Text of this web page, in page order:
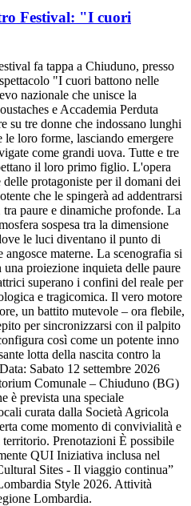
Festival: "I cuori
fa tappa a Chiuduno, presso
"I cuori battono nelle
nazionale che unisce la
e Accademia Perduta
su tre donne che indossano lunghi
loro forme, lasciando emergere
come grandi uova. Tutte e tre
il loro primo figlio. L'opera
protagoniste per il domani dei
che le spingerà ad addentrarsi
paure e dinamiche profonde. La
sospesa tra la dimensione
le luci diventano il punto di
materne. La scenografia si
proiezione inquieta delle paure
superano i confini del reale per
e tragicomica. Il vero motore
un battito mutevole – ora flebile,
per sincronizzarsi con il palpito
così come un potente inno
lotta della nascita contro la
Sabato 12 settembre 2026
Comunale – Chiuduno (BG)
è prevista una speciale
curata dalla Società Agricola
come momento di convivialità e
Prenotazioni È possibile
QUI Iniziativa inclusa nel
Sites - Il viaggio continua”
Style 2026. Attività
Lombardia.